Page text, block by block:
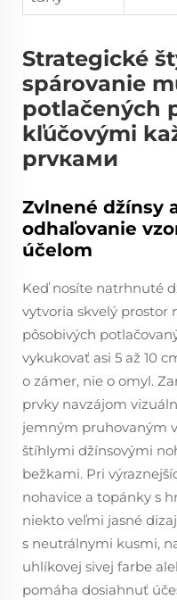
Strategické
spárovanie
potlačených
kľúčovými
prvками
Zvlnené džínsy
odhaľovanie
účelom
Keď nosíte natrhnuté
vytvoria skvelý prostor
pôsobivých
vykukovať asi 5 až 10
o zámer, nie o omyl.
prvky navzájom
jemným pruhovaným
štíhlymi džínsovými
bežkami. Pri
nohavice a topánky s
niekto veľmi jasné
s neutrálnymi kusmi,
uhlíkovej sivej farbe
pomáha dosiahnuť